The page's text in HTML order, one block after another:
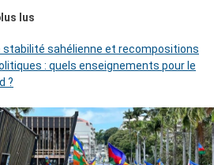
lus
stabilité sahélienne et recompositions
: quels enseignements pour le
?